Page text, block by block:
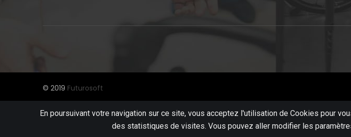
© 2019 Futurosoft
Site protégé par reCAPTCHA.
En poursuivant votre navigation sur ce site, vous acceptez l'utilisation de Cookies pour
des statistiques de visites. Vous pouvez aller modifier les